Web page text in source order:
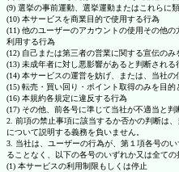
(9) 選挙の事前運動、選挙運動またはこれらに
(10) 本サービスを商業目的で使用する行為
(11) 他のユーザーのアカウントの使用その他
利用する行為
(12) 自己または第三者の営業に関する宣伝のみ
(13) 未成年者に対し悪影響があると判断される
(14) 本サービスの運営を妨げ、または、当社の
(15) 転売・買い回り・ポイント取得のみを目
(16) 本規約各規定に違反する行為
(17) その他、前各号に準じて当社が不適当と判
2. 前項の禁止事項に該当するか否かの判断は
について説明する義務を負いません。
3. 当社は、ユーザーの行為が、第１項各号の
ることなく、以下の各号のいずれか又は全ての
(1) 本サービスの利用制限もしくは停止